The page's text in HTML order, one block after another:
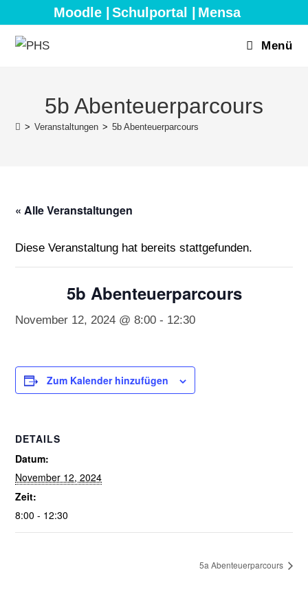
Inhalt
springen
Moodle | Schulportal | Mensa
Menü
5b Abenteuerparcours
> Veranstaltungen > 5b Abenteuerparcours
« Alle Veranstaltungen
Diese Veranstaltung hat bereits stattgefunden.
5b Abenteuerparcours
November 12, 2024 @ 8:00 - 12:30
Zum Kalender hinzufügen
DETAILS
Datum:
November 12, 2024
Zeit:
8:00 - 12:30
5a Abenteuerparcours